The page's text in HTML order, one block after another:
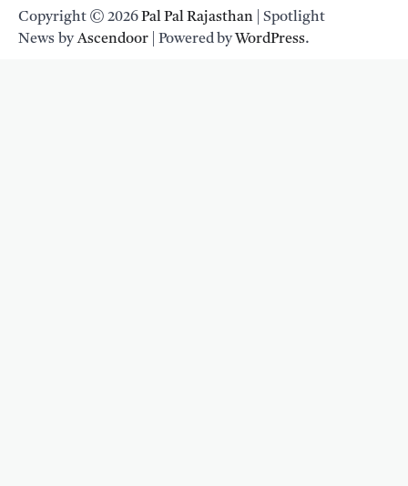
Copyright © 2026Pal Pal Rajasthan | Spotlight
News byAscendoor | Powered byWordPress.